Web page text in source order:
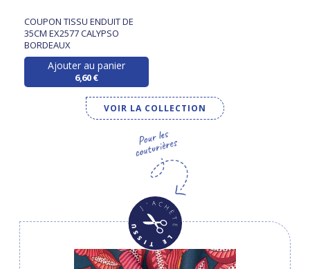
COUPON TISSU ENDUIT DE
35CM EX2577 CALYPSO
BORDEAUX
Ajouter au panier
6,60 €
VOIR LA COLLECTION